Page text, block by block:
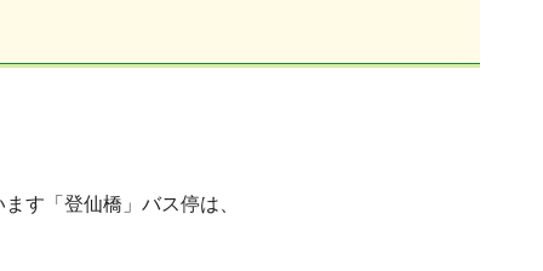
す「登仙橋」バス停は、